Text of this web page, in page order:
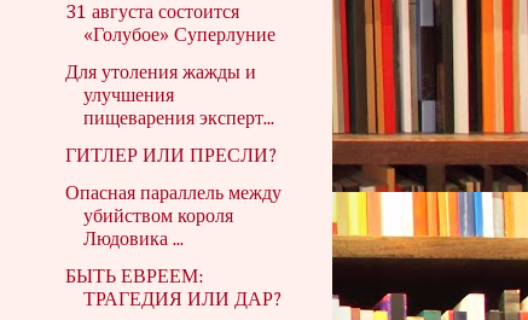
31 августа состоится
«Голубое» Суперлуние
Для утоления жажды и
улучшения
пищеварения эксперт...
ГИТЛЕР ИЛИ ПРЕСЛИ?
Опасная параллель между
убийством короля
Людовика ...
БЫТЬ ЕВРЕЕМ:
ТРАГЕДИЯ ИЛИ ДАР?